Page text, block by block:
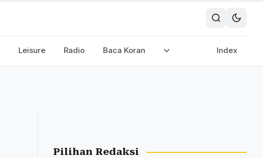
Leisure Radio Baca Koran Index
Pilihan Redaksi